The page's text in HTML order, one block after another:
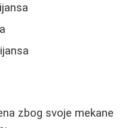
zbog svoje mekane